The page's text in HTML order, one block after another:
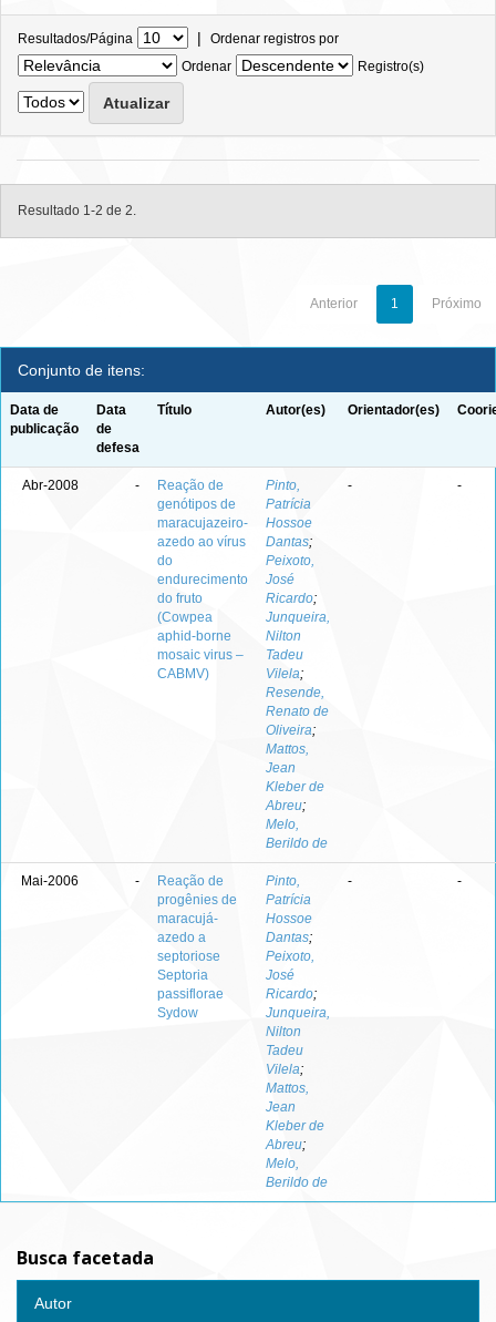
Resultados/Página | Ordenar registros por
Ordenar
Registro(s)
Resultado 1-2 de 2.
Anterior 1 Próximo
Conjunto de itens:
Data de
publicação
Data
de
defesa
Título Autor(es) Orientador(es)
Abr-2008 -
Reação de
genótipos de
maracujazeiro-
azedo ao vírus
do
endurecimento
do fruto
(Cowpea
aphid-borne
mosaic virus –
CABMV)
Pinto,
Patrícia
Hossoe
Dantas;
Peixoto,
José
Ricardo;
Junqueira,
Nilton
Tadeu
Vilela;
Resende,
Renato de
Oliveira;
Mattos,
Jean
Kleber de
Abreu;
Melo,
Berildo de
- -
Mai-2006 -
Reação de
progênies de
maracujá-
azedo a
septoriose
Septoria
passiflorae
Sydow
Pinto,
Patrícia
Hossoe
Dantas;
Peixoto,
José
Ricardo;
Junqueira,
Nilton
Tadeu
Vilela;
Mattos,
Jean
Kleber de
Abreu;
Melo,
Berildo de
- -
Busca facetada
Autor